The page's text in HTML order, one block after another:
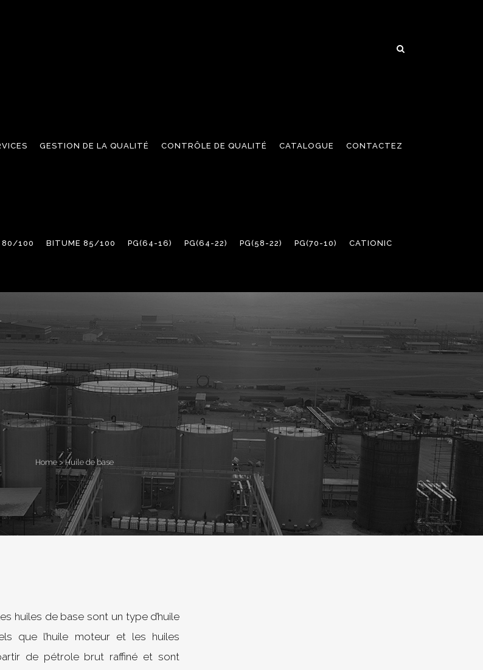
GESTION DE LA QUALITÉ CONTRÔLE DE QUALITÉ CATALOGUE CONTACTEZ
80/100 BITUME 85/100 PG(64-16) PG(64-22) PG(58-22) PG(70-10) CATIONIC
Home>Huile de base
huiles de base sont un type d’huile
que l’huile moteur et les huiles
de pétrole brut raffiné et sont